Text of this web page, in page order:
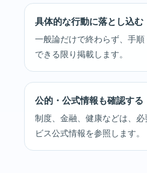
具体的な行動に落とし込む
一般論だけで終わらず、手
できる限り掲載します。
公的・公式情報も確認する
制度、金融、健康などは、
ビス公式情報を参照します。